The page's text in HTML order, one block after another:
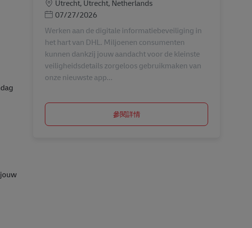
地點Utrecht, Utrecht, Netherlands
Posted Date
07/27/2026
Werken aan de digitale informatiebeveiliging in
het hart van DHL. Miljoenen consumenten
kunnen dankzij jouw aandacht voor de kleinste
veiligheidsdetails zorgeloos gebruikmaken van
onze nieuwste app...
參閱詳情